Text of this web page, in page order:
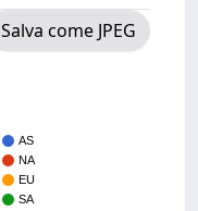
Salva come JPEG
AS
NA
EU
SA